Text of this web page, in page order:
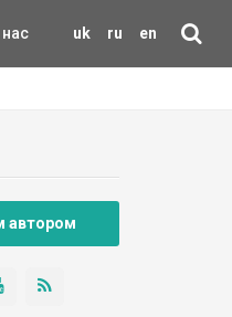
uk ru en
автором